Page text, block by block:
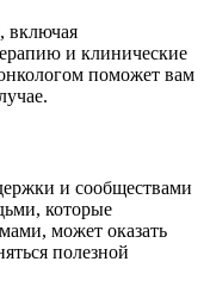
включая
и клинические
поможет вам
и сообществами
которые
может оказать
полезной